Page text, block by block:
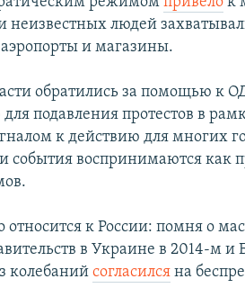
неизвестных людей
и магазины.
обратились за помощью к
подавления протестов в
к действию для многих
события воспринимаются как
относится к России: помня о
в Украине в 2014-м и
колебанийсогласился на